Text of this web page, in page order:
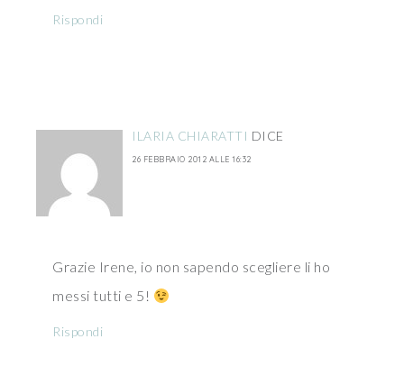
Rispondi
ILARIA CHIARATTI DICE
26 FEBBRAIO 2012 ALLE 16:32
Grazie Irene, io non sapendo scegliere li ho
messi tutti e 5!
Rispondi